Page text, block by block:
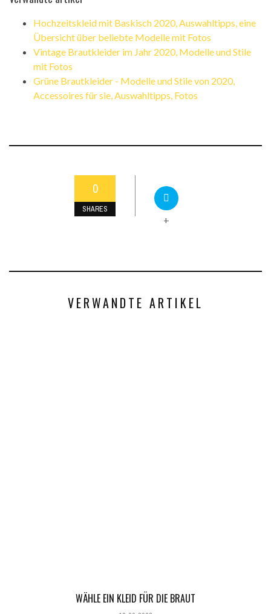
Hochzeitskleid mit Baskisch 2020, Auswahltipps, eine
Übersicht über beliebte Modelle mit Fotos
Vintage Brautkleider im Jahr 2020, Modelle und Stile
mit Fotos
Grüne Brautkleider - Modelle und Stile von 2020,
Accessoires für sie, Auswahltipps, Fotos
0
SHARES
+
VERWANDTE ARTIKEL
WÄHLE EIN KLEID FÜR DIE BRAUT